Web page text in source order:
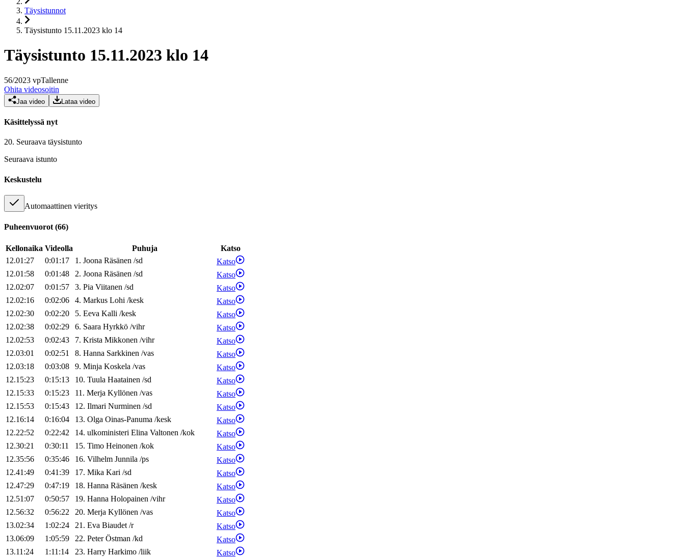
Täysistunnot
Täysistunto 15.11.2023 klo 14
Täysistunto 15.11.2023 klo 14
56/2023 vpTallenne
Ohita videosoitin
Jaa video Lataa video
Käsittelyssä nyt
20. Seuraava täysistunto
Seuraava istunto
Keskustelu
Automaattinen vieritys
Puheenvuorot (66)
Kellonaika Videolla Puhuja
Katso
12.01:27
0:01:17 1. Joona Räsänen /sd
Katso
12.01:58
0:01:48 2. Joona Räsänen /sd
Katso
12.02:07
0:01:57 3. Pia Viitanen /sd
Katso
12.02:16
0:02:06 4. Markus Lohi /kesk
Katso
12.02:30
0:02:20 5. Eeva Kalli /kesk
Katso
12.02:38
0:02:29 6. Saara Hyrkkö /vihr
Katso
12.02:53
0:02:43 7. Krista Mikkonen /vihr
Katso
12.03:01
0:02:51 8. Hanna Sarkkinen /vas
Katso
12.03:18
0:03:08 9. Minja Koskela /vas
Katso
12.15:23
0:15:13 10. Tuula Haatainen /sd
Katso
12.15:33
0:15:23 11. Merja Kyllönen /vas
Katso
12.15:53
0:15:43 12. Ilmari Nurminen /sd
Katso
12.16:14
0:16:04 13. Olga Oinas-Panuma /kesk
Katso
12.22:52
0:22:42 14. ulkoministeri Elina Valtonen /kok
Katso
12.30:21
0:30:11 15. Timo Heinonen /kok
Katso
12.35:56
0:35:46 16. Vilhelm Junnila /ps
Katso
12.41:49
0:41:39 17. Mika Kari /sd
Katso
12.47:29
0:47:19 18. Hanna Räsänen /kesk
Katso
12.51:07
0:50:57 19. Hanna Holopainen /vihr
Katso
12.56:32
0:56:22 20. Merja Kyllönen /vas
Katso
13.02:34
1:02:24 21. Eva Biaudet/r
Katso
13.06:09
1:05:59 22. Peter Östman /kd
Katso
13.11:24
1:11:14 23. Harry Harkimo /liik
Katso